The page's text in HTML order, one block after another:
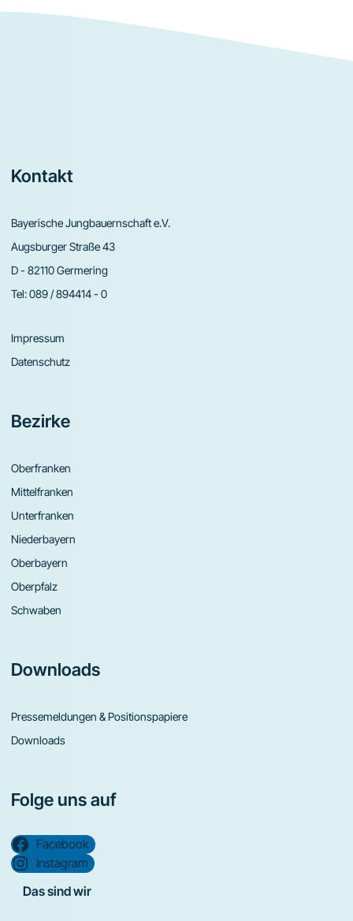
Footer
Kontakt
Bayerische Jungbauernschaft e.V.
Augsburger Straße 43
D - 82110 Germering
Tel:089 / 894414 - 0
Impressum
Datenschutz
Bezirke
Oberfranken
Mittelfranken
Unterfranken
Niederbayern
Oberbayern
Oberpfalz
Schwaben
Downloads
Pressemeldungen & Positionspapiere
Downloads
Folge uns auf
Facebook
Instagram
Das sind wir